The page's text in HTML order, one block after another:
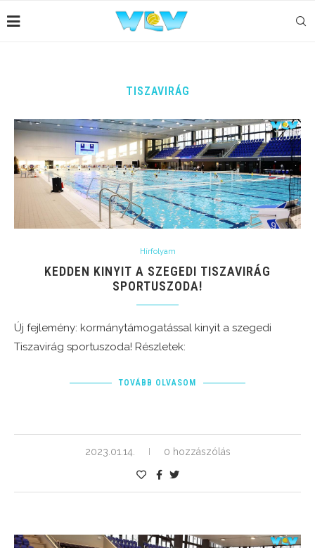
TISZAVIRÁG
Hírfolyam
KEDDEN KINYIT A SZEGEDI TISZAVIRÁG
SPORTUSZODA!
Új fejlemény: kormánytámogatással kinyit a szegedi
Tiszavirág sportuszoda! Részletek:
TOVÁBB OLVASOM
2023.01.14. 0 hozzászólás